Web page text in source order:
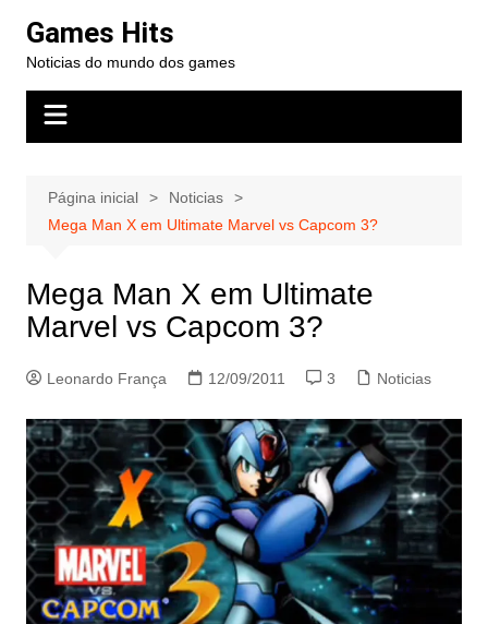
para
conteúdo
Games Hits
Noticias do mundo dos games
Página inicial
Noticias
Mega Man X em Ultimate Marvel vs Capcom 3?
Mega Man X em Ultimate
Marvel vs Capcom 3?
Leonardo França 12/09/2011 3 Noticias